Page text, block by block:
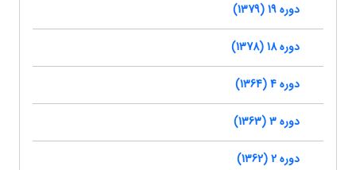
دوره 19 (1379)
دوره 18 (1378)
دوره 4 (1364)
دوره 3 (1363)
دوره 2 (1362)